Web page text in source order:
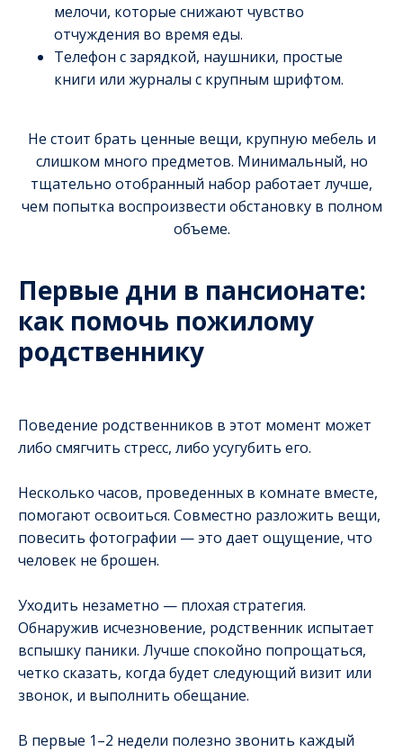
мелочи, которые снижают чувство
отчуждения во время еды.
Телефон с зарядкой, наушники, простые
книги или журналы с крупным шрифтом.
Не стоит брать ценные вещи, крупную мебель и
слишком много предметов. Минимальный, но
тщательно отобранный набор работает лучше,
чем попытка воспроизвести обстановку в полном
объеме.
Первые дни в пансионате:
как помочь пожилому
родственнику
Поведение родственников в этот момент может
либо смягчить стресс, либо усугубить его.
Несколько часов, проведенных в комнате вместе,
помогают освоиться. Совместно разложить вещи,
повесить фотографии — это дает ощущение, что
человек не брошен.
Уходить незаметно — плохая стратегия.
Обнаружив исчезновение, родственник испытает
вспышку паники. Лучше спокойно попрощаться,
четко сказать, когда будет следующий визит или
звонок, и выполнить обещание.
В первые 1–2 недели полезно звонить каждый